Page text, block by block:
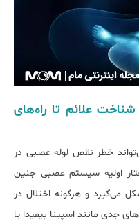
علائم تا راه‌های
خطر نقص لوله عصبی در
اولیه سیستم عصبی جنین
می‌گیرد و هرگونه اختلال در
جدی مانند اسپینا بیفیدا یا